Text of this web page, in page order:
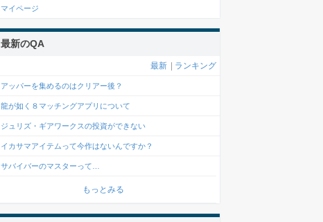
マイページ
最新のQA
最新 ランキング
アッパーを集めるのはクリアー後？
龍が如く８マッチングアプリについて
ジュリズ・ギアワークスの投資ができない
イカサマアイテムって今作はないんですか？
サバイバーのマスターって…
もっとみる